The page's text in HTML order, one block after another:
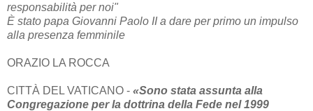
responsabilità per noi"
È stato papa Giovanni Paolo II a dare per primo un impulso
alla presenza femminile
ORAZIO LA ROCCA
CITTÀ DEL VATICANO - «Sono stata assunta alla
Congregazione per la dottrina della Fede nel 1999